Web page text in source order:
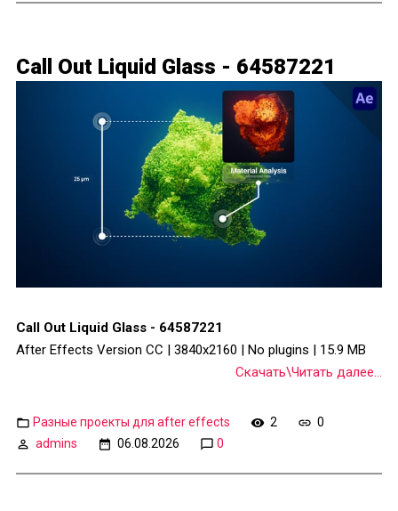
Call Out Liquid Glass - 64587221
Call Out Liquid Glass - 64587221
After Effects Version CC | 3840x2160 | No plugins | 15.9 MB
Скачать\Читать далее...
Разные проекты для after effects 2
0
admins
06.08.2026 0